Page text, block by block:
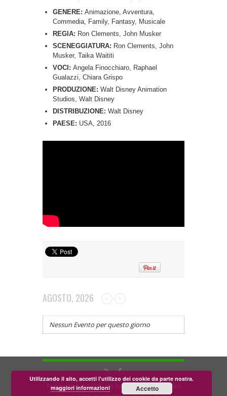
GENERE: Animazione, Avventura,
Commedia, Family, Fantasy, Musicale
REGIA: Ron Clements, John Musker
SCENEGGIATURA: Ron Clements, John
Musker, Taika Waititi
VOCI: Angela Finocchiaro, Raphael
Gualazzi, Chiara Grispo
PRODUZIONE: Walt Disney Animation
Studios, Walt Disney
DISTRIBUZIONE: Walt Disney
PAESE: USA, 2016
AGOSTO, 2026
Nessun Evento per questo giorno
Teatrino dei Fondi APS - via Zara, 58 56024 Corazzano
Utilizzando il sito, accetti l'utilizzo dei cookie da parte nostra.
maggiori informazioni
Accetto